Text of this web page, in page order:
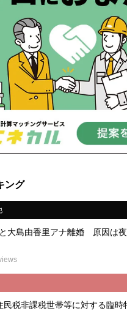
ング
大島由香里アナ離婚 原因は
民税非課税世帯等に対する臨時